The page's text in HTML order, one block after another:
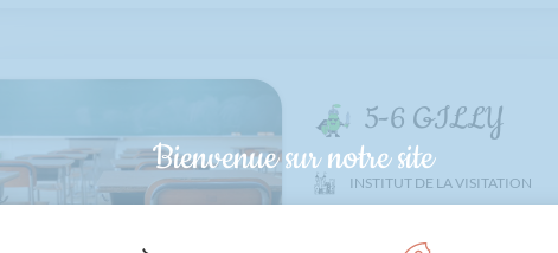
5-6 GILLY
INSTITUT DE LA VISITATION
Bienvenue sur notre site